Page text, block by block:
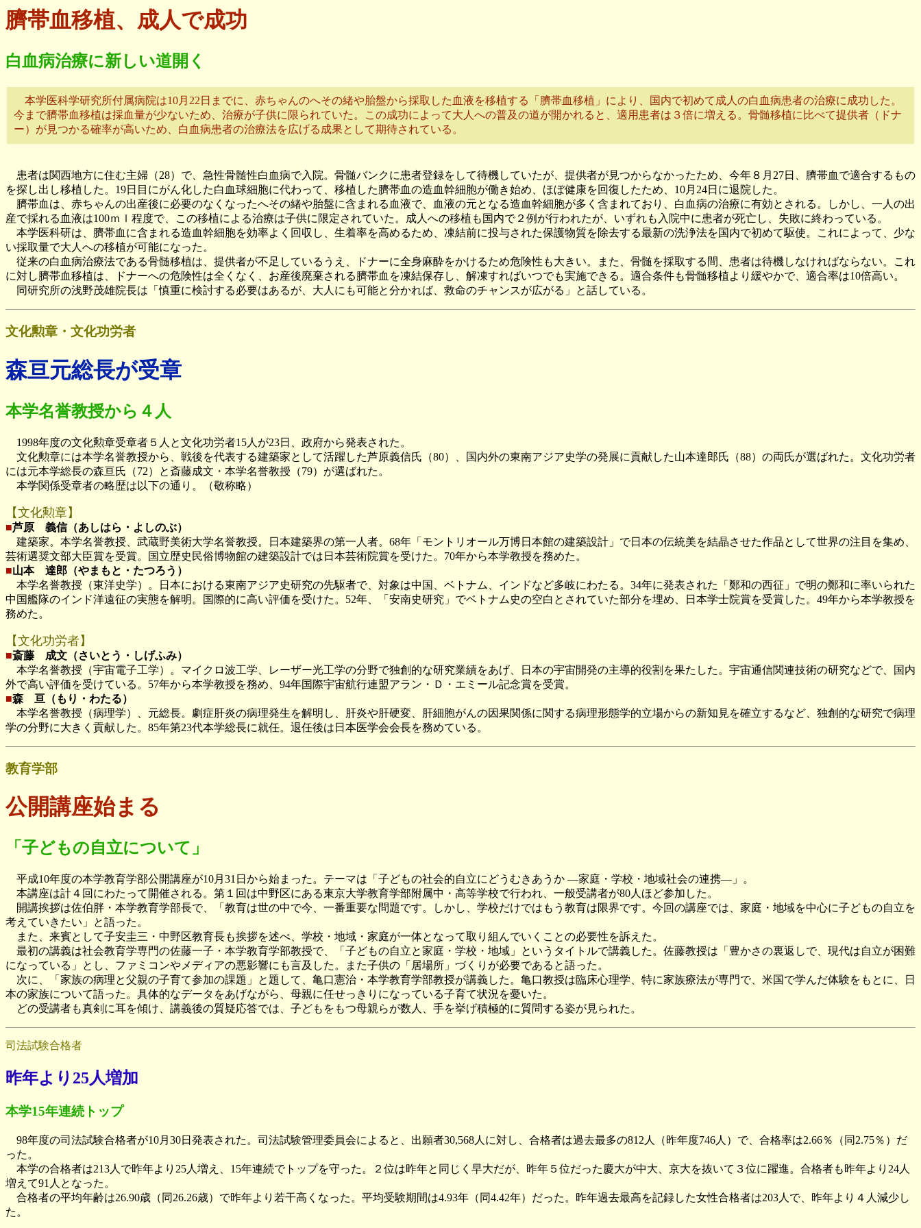
臍帯血移植、成人で成功
白血病治療に新しい道開く
本学医科学研究所付属病院は10月22日までに、赤ちゃんのへその緒や胎盤から採取した血液を移植する「臍帯血移植」により、国内で初めて成人の白血病患者の治療に成功した。
今まで臍帯血移植は採血量が少ないため、治療が子供に限られていた。この成功によって大人への普及の道が開かれると、適用患者は３倍に増える。骨髄移植に比べて提供者（ドナ
ー）が見つかる確率が高いため、白血病患者の治療法を広げる成果として期待されている。
患者は関西地方に住む主婦（28）で、急性骨髄性白血病で入院。骨髄バンクに患者登録をして待機していたが、提供者が見つからなかったため、今年８月27日、臍帯血で適合するもの
を探し出し移植した。19日目にがん化した白血球細胞に代わって、移植した臍帯血の造血幹細胞が働き始め、ほぼ健康を回復したため、10月24日に退院した。
臍帯血は、赤ちゃんの出産後に必要のなくなったへその緒や胎盤に含まれる血液で、血液の元となる造血幹細胞が多く含まれており、白血病の治療に有効とされる。しかし、一人の出
産で採れる血液は100ｍｌ程度で、この移植による治療は子供に限定されていた。成人への移植も国内で２例が行われたが、いずれも入院中に患者が死亡し、失敗に終わっている。
本学医科研は、臍帯血に含まれる造血幹細胞を効率よく回収し、生着率を高めるため、凍結前に投与された保護物質を除去する最新の洗浄法を国内で初めて駆使。これによって、少な
い採取量で大人への移植が可能になった。
従来の白血病治療法である骨髄移植は、提供者が不足しているうえ、ドナーに全身麻酔をかけるため危険性も大きい。また、骨髄を採取する間、患者は待機しなければならない。これ
に対し臍帯血移植は、ドナーへの危険性は全くなく、お産後廃棄される臍帯血を凍結保存し、解凍すればいつでも実施できる。適合条件も骨髄移植より緩やかで、適合率は10倍高い。
同研究所の浅野茂雄院長は「慎重に検討する必要はあるが、大人にも可能と分かれば、救命のチャンスが広がる」と話している。
文化勲章・文化功労者
森亘元総長が受章
本学名誉教授から４人
1998年度の文化勲章受章者５人と文化功労者15人が23日、政府から発表された。
文化勲章には本学名誉教授から、戦後を代表する建築家として活躍した芦原義信氏（80）、国内外の東南アジア史学の発展に貢献した山本達郎氏（88）の両氏が選ばれた。文化功労者
には元本学総長の森亘氏（72）と斎藤成文・本学名誉教授（79）が選ばれた。
本学関係受章者の略歴は以下の通り。（敬称略）
【文化勲章】
■芦原 義信（あしはら・よしのぶ）
建築家。本学名誉教授、武蔵野美術大学名誉教授。日本建築界の第一人者。68年「モントリオール万博日本館の建築設計」で日本の伝統美を結晶させた作品として世界の注目を集め、
芸術選奨文部大臣賞を受賞。国立歴史民俗博物館の建築設計では日本芸術院賞を受けた。70年から本学教授を務めた。
■山本 達郎（やまもと・たつろう）
本学名誉教授（東洋史学）。日本における東南アジア史研究の先駆者で、対象は中国、ベトナム、インドなど多岐にわたる。34年に発表された「鄭和の西征」で明の鄭和に率いられた
中国艦隊のインド洋遠征の実態を解明。国際的に高い評価を受けた。52年、「安南史研究」でベトナム史の空白とされていた部分を埋め、日本学士院賞を受賞した。49年から本学教授を
務めた。
【文化功労者】
■斎藤 成文（さいとう・しげふみ）
本学名誉教授（宇宙電子工学）。マイクロ波工学、レーザー光工学の分野で独創的な研究業績をあげ、日本の宇宙開発の主導的役割を果たした。宇宙通信関連技術の研究などで、国内
外で高い評価を受けている。57年から本学教授を務め、94年国際宇宙航行連盟アラン・Ｄ・エミール記念賞を受賞。
■森 亘（もり・わたる）
本学名誉教授（病理学）、元総長。劇症肝炎の病理発生を解明し、肝炎や肝硬変、肝細胞がんの因果関係に関する病理形態学的立場からの新知見を確立するなど、独創的な研究で病理
学の分野に大きく貢献した。85年第23代本学総長に就任。退任後は日本医学会会長を務めている。
教育学部
公開講座始まる
「子どもの自立について」
平成10年度の本学教育学部公開講座が10月31日から始まった。テーマは「子どもの社会的自立にどうむきあうか ―家庭・学校・地域社会の連携―」。
本講座は計４回にわたって開催される。第１回は中野区にある東京大学教育学部附属中・高等学校で行われ、一般受講者が80人ほど参加した。
開講挨拶は佐伯胖・本学教育学部長で、「教育は世の中で今、一番重要な問題です。しかし、学校だけではもう教育は限界です。今回の講座では、家庭・地域を中心に子どもの自立を
考えていきたい」と語った。
また、来賓として子安圭三・中野区教育長も挨拶を述べ、学校・地域・家庭が一体となって取り組んでいくことの必要性を訴えた。
最初の講義は社会教育学専門の佐藤一子・本学教育学部教授で、「子どもの自立と家庭・学校・地域」というタイトルで講義した。佐藤教授は「豊かさの裏返しで、現代は自立が困難
になっている」とし、ファミコンやメディアの悪影響にも言及した。また子供の「居場所」づくりが必要であると語った。
次に、「家族の病理と父親の子育て参加の課題」と題して、亀口憲治・本学教育学部教授が講義した。亀口教授は臨床心理学、特に家族療法が専門で、米国で学んだ体験をもとに、日
本の家族について語った。具体的なデータをあげながら、母親に任せっきりになっている子育て状況を憂いた。
どの受講者も真剣に耳を傾け、講義後の質疑応答では、子どもをもつ母親らが数人、手を挙げ積極的に質問する姿が見られた。
司法試験合格者
昨年より25人増加
本学15年連続トップ
98年度の司法試験合格者が10月30日発表された。司法試験管理委員会によると、出願者30,568人に対し、合格者は過去最多の812人（昨年度746人）で、合格率は2.66％（同2.75％）だ
った。
本学の合格者は213人で昨年より25人増え、15年連続でトップを守った。２位は昨年と同じく早大だが、昨年５位だった慶大が中大、京大を抜いて３位に躍進。合格者も昨年より24人
増えて91人となった。
合格者の平均年齢は26.90歳（同26.26歳）で昨年より若干高くなった。平均受験期間は4.93年（同4.42年）だった。昨年過去最高を記録した女性合格者は203人で、昨年より４人減少し
た。